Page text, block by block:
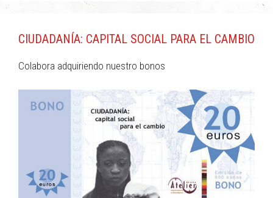
CIUDADANÍA: CAPITAL SOCIAL PARA EL CAMBIO
Colabora adquiriendo nuestro bonos